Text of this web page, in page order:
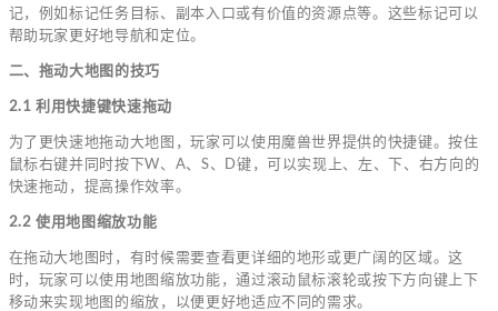
记，例如标记任务目标、副本入口或有价值的资源点等。这些标记可以
帮助玩家更好地导航和定位。
二、拖动大地图的技巧
2.1 利用快捷键快速拖动
为了更快速地拖动大地图，玩家可以使用魔兽世界提供的快捷键。按住
鼠标右键并同时按下W、A、S、D键，可以实现上、左、下、右方向的
快速拖动，提高操作效率。
2.2 使用地图缩放功能
在拖动大地图时，有时候需要查看更详细的地形或更广阔的区域。这
时，玩家可以使用地图缩放功能，通过滚动鼠标滚轮或按下方向键上下
移动来实现地图的缩放，以便更好地适应不同的需求。